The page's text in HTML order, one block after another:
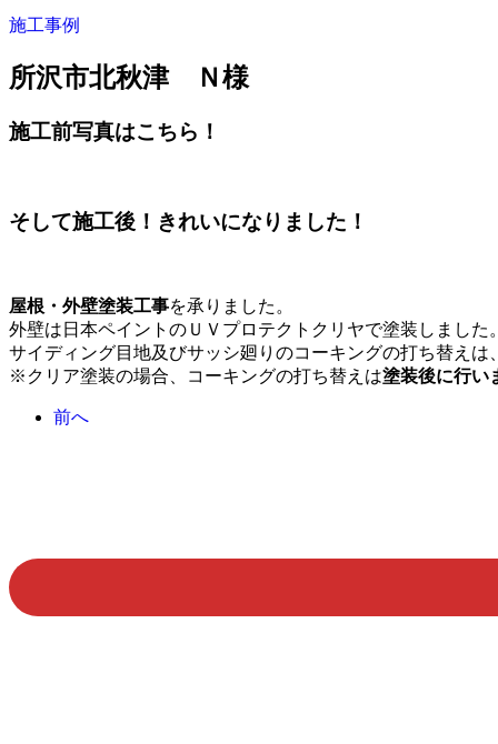
施工事例
所沢市北秋津 Ｎ様
施工前写真はこちら！
そして施工後！きれいになりました！
屋根・外壁塗装工事を承りました。
外壁は日本ペイントのＵＶプロテクトクリヤで塗装しました
サイディング目地及びサッシ廻りのコーキングの打ち替え
※クリア塗装の場合、コーキングの打ち替えは塗装後に行い
前へ